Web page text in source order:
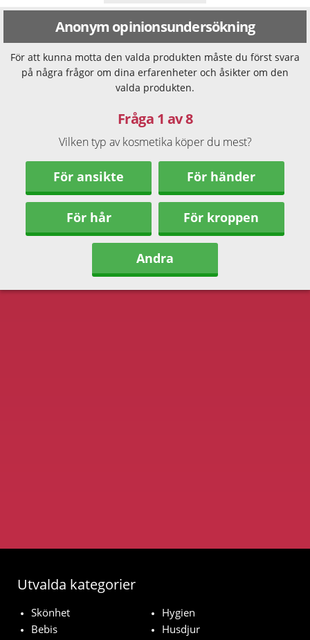
Anonym opinionsundersökning
För att kunna motta den valda produkten måste du först svara
på några frågor om dina erfarenheter och åsikter om den
valda produkten.
Fråga 1 av 8
Vilken typ av kosmetika köper du mest?
För ansikte För händer
För hår För kroppen
Andra
Utvalda kategorier
Skönhet
Hygien
Bebis
Husdjur